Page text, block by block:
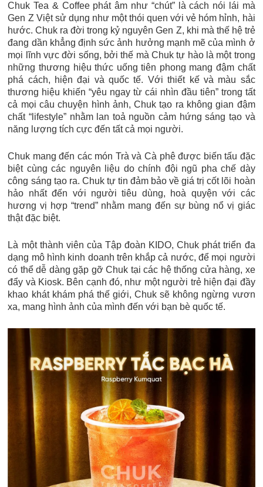
Chuk Tea & Coffee phát âm như “chút” là cách nói lái mà
Gen Z Việt sử dụng như một thói quen với vẻ hóm hỉnh, hài
hước. Chuk ra đời trong kỷ nguyên Gen Z, khi mà thế hệ trẻ
đang dần khẳng định sức ảnh hưởng mạnh mẽ của mình ở
mọi lĩnh vực đời sống, bởi thế mà Chuk tự hào là một trong
những thương hiệu thức uống tiên phong mang đậm chất
phá cách, hiện đại và quốc tế. Với thiết kế và màu sắc
thương hiệu khiến “yêu ngay từ cái nhìn đầu tiên” trong tất
cả mọi câu chuyện hình ảnh, Chuk tạo ra không gian đậm
chất “lifestyle” nhằm lan toả nguồn cảm hứng sáng tạo và
năng lượng tích cực đến tất cả mọi người.
Chuk mang đến các món Trà và Cà phê được biến tấu đặc
biệt cùng các nguyên liệu do chính đội ngũ pha chế dày
công sáng tạo ra. Chuk tự tin đảm bảo về giá trị cốt lõi hoàn
hảo nhất đến với người tiêu dùng, hoà quyện với các
hương vị hợp “trend” nhằm mang đến sự bùng nổ vị giác
thật đặc biệt.
Là một thành viên của Tập đoàn KIDO, Chuk phát triển đa
dạng mô hình kinh doanh trên khắp cả nước, để mọi người
có thể dễ dàng gặp gỡ Chuk tại các hệ thống cửa hàng, xe
đẩy và Kiosk. Bên cạnh đó, như một người trẻ hiện đại đầy
khao khát khám phá thế giới, Chuk sẽ không ngừng vươn
xa, mang hình ảnh của mình đến với bạn bè quốc tế.